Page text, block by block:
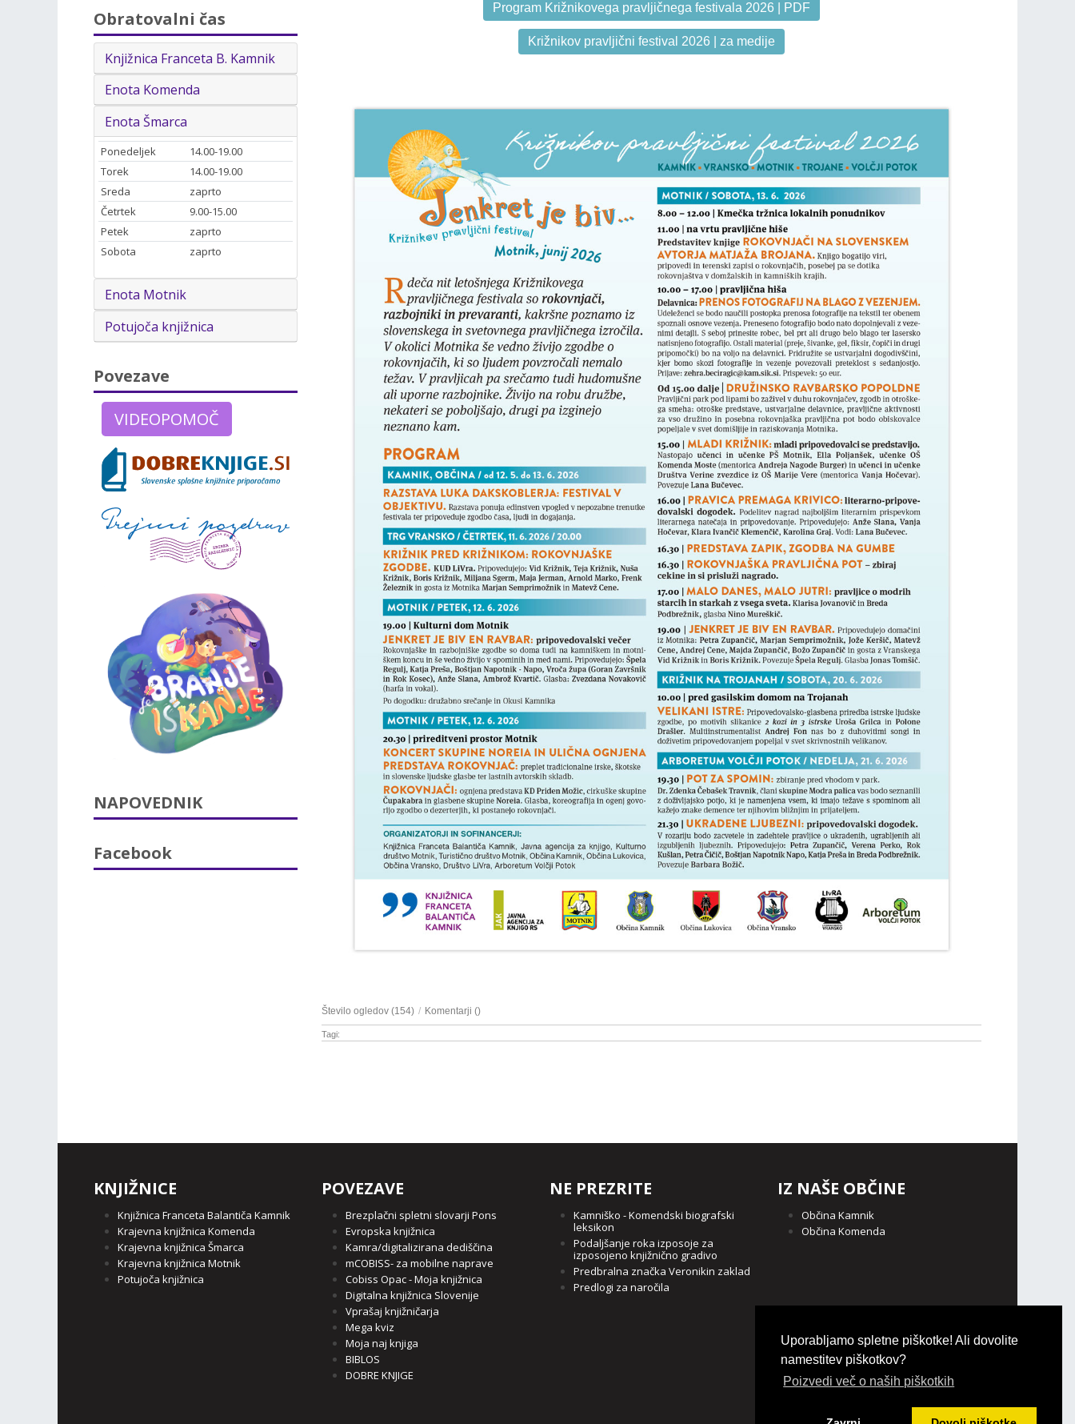
Program Križnikovega pravljičnega festivala 2026 | PDF
Križnikov pravljični festival 2026 | za medije
Število ogledov (154) / Komentarji ()
Tagi:
Obratovalni čas
Knjižnica Franceta B. Kamnik
Enota Komenda
Enota Šmarca
Ponedeljek
14.00-19.00
Torek
14.00-19.00
Sreda
zaprto
Četrtek
9.00-15.00
Petek
zaprto
Sobota
zaprto
Enota Motnik
Potujoča knjižnica
Povezave
VIDEOPOMOČ
NAPOVEDNIK
Facebook
KNJIŽNICE
Knjižnica Franceta Balantiča Kamnik
Krajevna knjižnica Komenda
Krajevna knjižnica Šmarca
Krajevna knjižnica Motnik
Potujoča knjižnica
POVEZAVE
Brezplačni spletni slovarji Pons
Evropska knjižnica
Kamra/digitalizirana dediščina
mCOBISS- za mobilne naprave
Cobiss Opac - Moja knjižnica
Digitalna knjižnica Slovenije
Vprašaj knjižničarja
Mega kviz
Moja naj knjiga
BIBLOS
DOBRE KNJIGE
NE PREZRITE
Kamniško - Komendski biografski
leksikon
Podaljšanje roka izposoje za
izposojeno knjižnično gradivo
Predbralna značka Veronikin zaklad
Predlogi za naročila
IZ NAŠE OBČINE
Občina Kamnik
Občina Komenda
Uporabljamo spletne piškotke! Ali dovolite
namestitev piškotkov?
Poizvedi več o naših piškotkih